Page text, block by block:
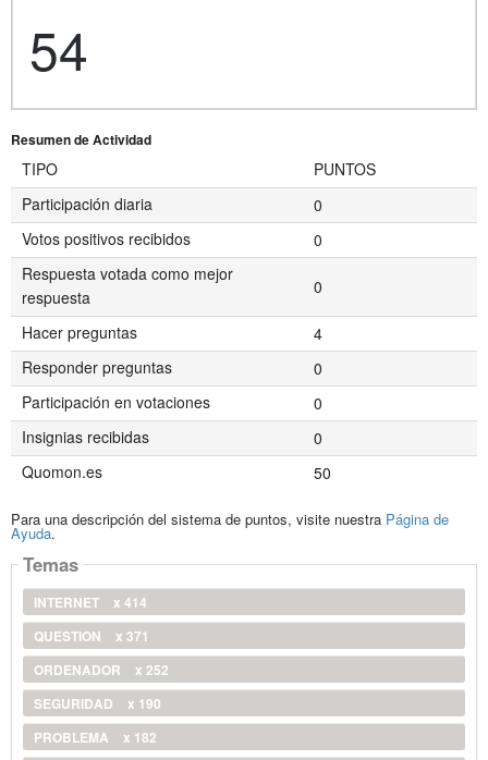
54
Resumen de Actividad
TIPO
PUNTOS
Participación diaria
0
Votos positivos recibidos
0
Respuesta votada como mejor
respuesta
0
Hacer preguntas
4
Responder preguntas
0
Participación en votaciones
0
Insignias recibidas
0
Quomon.es
50
Para una descripción del sistema de puntos, visite nuestra Página de
Ayuda.
Temas
INTERNET
x 414
QUESTION
x 371
ORDENADOR
x 252
SEGURIDAD
x 190
PROBLEMA
x 182